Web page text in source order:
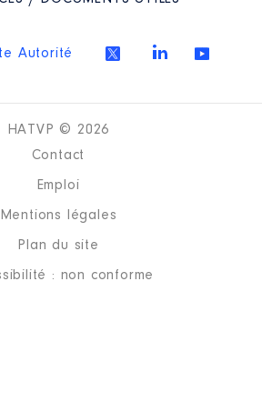
Autorité
HATVP © 2026
Contact
Emploi
Mentions légales
Plan du site
: non conforme